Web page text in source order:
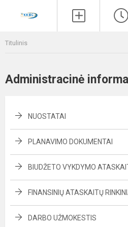
Titulinis
Administracinė
NUOSTATAI
PLANAVIMO DOKUMENTAI
BIUDŽETO VYKDYMO
FINANSINIŲ ATASKAITŲ
DARBO UŽMOKESTIS